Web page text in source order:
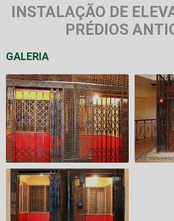
INSTALAÇÃO DE
PRÉDIOS
GALERIA